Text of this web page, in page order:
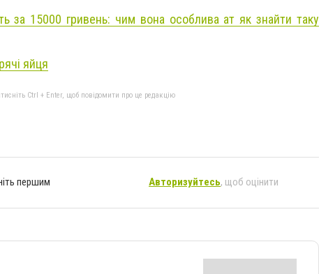
за 15000 гривень: чим вона особлива ат як знайти таку
яйця
Ctrl + Enter, щоб повідомити про це редакцію
першим Авторизуйтесь, щоб оцінити